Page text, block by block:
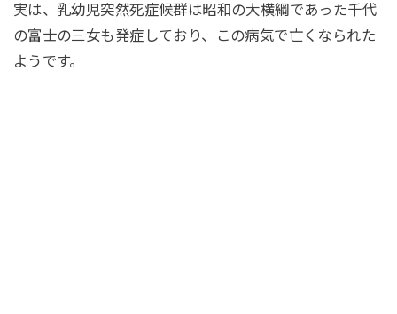
実は、乳幼児突然死症候群は昭和の大横綱であった千代
の富士の三女も発症しており、この病気で亡くなられた
ようです。